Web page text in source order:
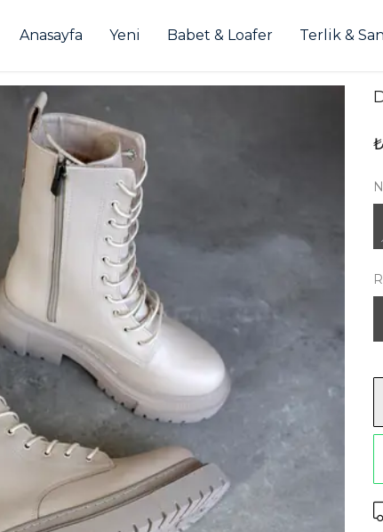
Anasayfa Yeni Babet & Loafer Terlik &